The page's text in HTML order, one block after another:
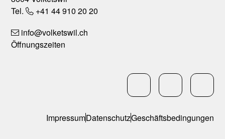
Tel.
+41 44 910 20 20
info@volketswil.ch
Öffnungszeiten
LinkedIn
ImpressumDatenschutzGeschäftsbedingungen